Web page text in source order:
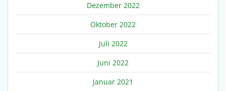
Dezember 2022
Oktober 2022
Juli 2022
Juni 2022
Januar 2021